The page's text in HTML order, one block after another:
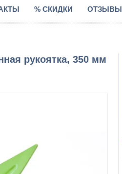
% СКИДКИ ОТЗЫВЫ
рукоятка, 350 мм